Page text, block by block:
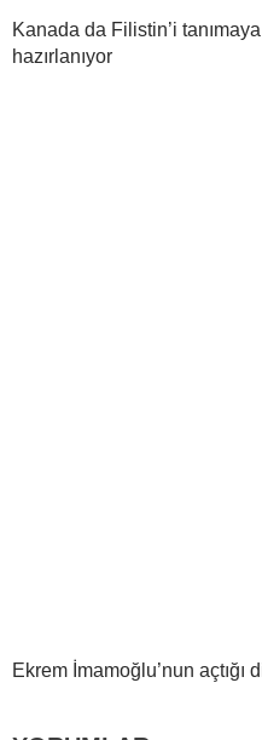
Kanada da Filistin’i tanımaya
hazırlanıyor
Ekrem İmamoğlu’nun açtığı